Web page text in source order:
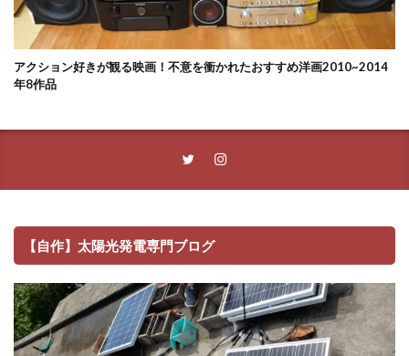
アクション好きが観る映画！不意を衝かれたおすすめ洋画2010~2014
年8作品
【自作】太陽光発電専門ブログ